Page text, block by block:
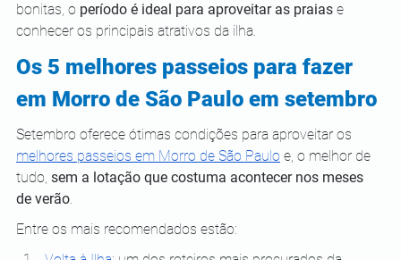
bonitas, o período é ideal para aproveitar as praias e
conhecer os principais atrativos da ilha.
Os 5 melhores passeios para fazer
em Morro de São Paulo em setembro
Setembro oferece ótimas condições para aproveitar os
melhores passeios em Morro de São Paulo e, o melhor de
tudo, sem a lotação que costuma acontecer nos meses
de verão.
Entre os mais recomendados estão: